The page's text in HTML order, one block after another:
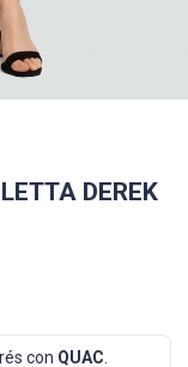
DEREK
con QUAC.